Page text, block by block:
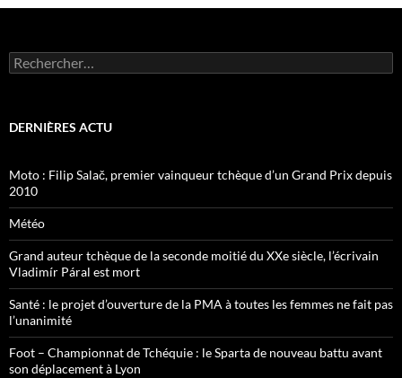
Rechercher :
DERNIÈRES ACTU
Moto : Filip Salač, premier vainqueur tchèque d’un Grand Prix depuis
2010
Météo
Grand auteur tchèque de la seconde moitié du XXe siècle, l’écrivain
Vladimír Páral est mort
Santé : le projet d’ouverture de la PMA à toutes les femmes ne fait pas
l’unanimité
Foot – Championnat de Tchéquie : le Sparta de nouveau battu avant
son déplacement à Lyon